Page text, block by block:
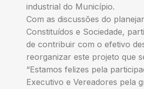
industrial do Município.
Com as discussões do
Constituídos e Sociedade,
de contribuir com o efetivo
reorganizar este projeto que
“Estamos felizes pela
Executivo e Vereadores pela